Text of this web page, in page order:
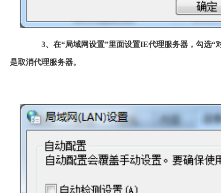
3、在“局域网设置”里面设置IE代理服务器，勾选“
是取消代理服务器。